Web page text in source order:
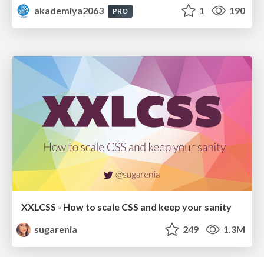
akademiya2063
PRO 1 190
XXLCSS - How to scale CSS and keep your sanity
sugarenia
249 1.3M